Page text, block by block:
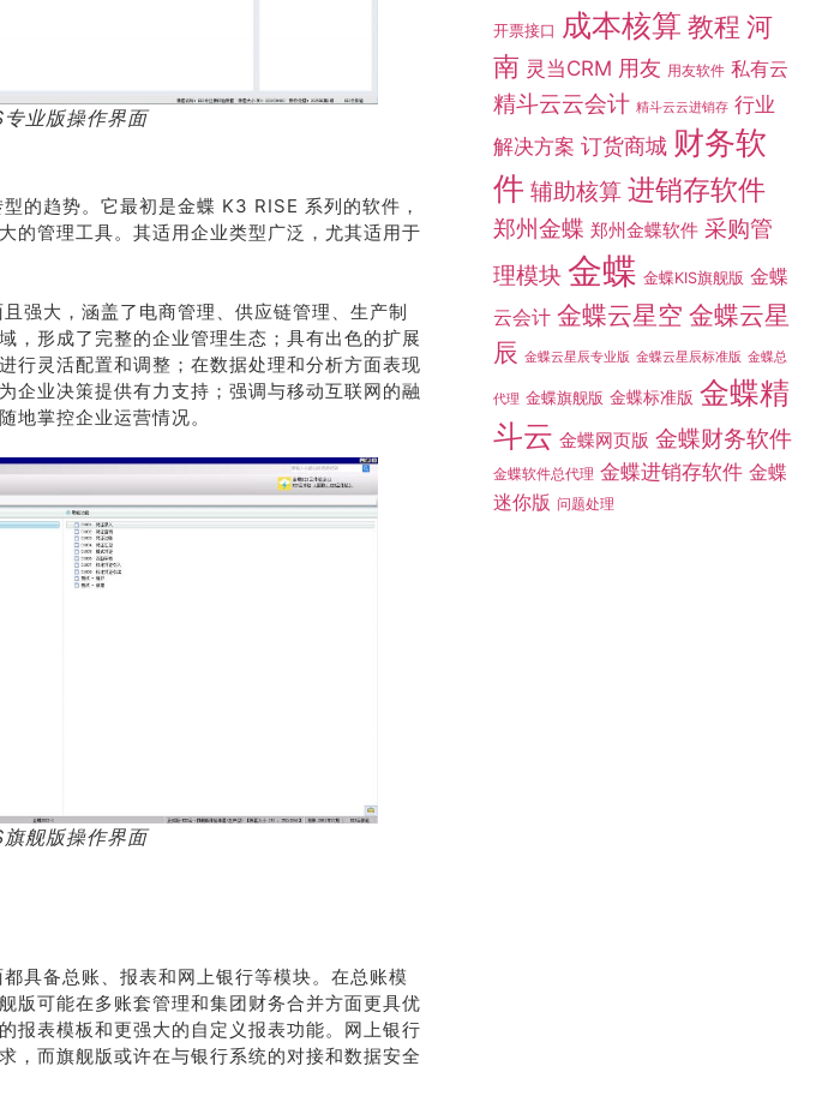
销售
400-178-
在线沟
通
专业版操作界面
的趋势。它最初是金蝶 K3 RISE 系列的软件，
的管理工具。其适用企业类型广泛，尤其适用于
强大，涵盖了电商管理、供应链管理、生产制
，形成了完整的企业管理生态；具有出色的扩展
行灵活配置和调整；在数据处理和分析方面表现
企业决策提供有力支持；强调与移动互联网的融
地掌控企业运营情况。
旗舰版操作界面
具备总账、报表和网上银行等模块。在总账模
版可能在多账套管理和集团财务合并方面更具优
报表模板和更强大的自定义报表功能。网上银行
，而旗舰版或许在与银行系统的对接和数据安全
开票接口 成本核算 教程 河
南 灵当CRM 用友 用友软件 私有云
精斗云云会计 精斗云云进销存 行业
解决方案 订货商城 财务软
件 辅助核算 进销存软件
郑州金蝶 郑州金蝶软件 采购管
理模块 金蝶 金蝶KIS旗舰版 金蝶
云会计 金蝶云星空 金蝶云星
辰 金蝶云星辰专业版 金蝶云星辰标准版 金蝶总
代理 金蝶旗舰版 金蝶标准版 金蝶精
斗云 金蝶网页版 金蝶财务软件
金蝶软件总代理 金蝶进销存软件 金蝶
迷你版 问题处理